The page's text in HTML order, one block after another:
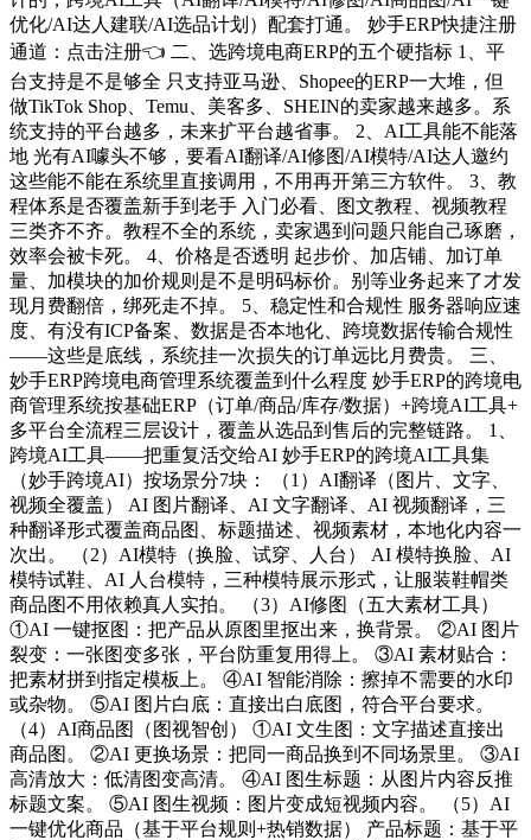
优化/AI达人建联/AI选品计划）配套打通。 妙手ERP快捷注册
通道：点击注册👈 二、选跨境电商ERP的五个硬指标 1、平
台支持是不是够全 只支持亚马逊、Shopee的ERP一大堆，但
做TikTok Shop、Temu、美客多、SHEIN的卖家越来越多。系
统支持的平台越多，未来扩平台越省事。 2、AI工具能不能落
地 光有AI噱头不够，要看AI翻译/AI修图/AI模特/AI达人邀约
这些能不能在系统里直接调用，不用再开第三方软件。 3、教
程体系是否覆盖新手到老手 入门必看、图文教程、视频教程
三类齐不齐。教程不全的系统，卖家遇到问题只能自己琢磨，
效率会被卡死。 4、价格是否透明 起步价、加店铺、加订单
量、加模块的加价规则是不是明码标价。别等业务起来了才发
现月费翻倍，绑死走不掉。 5、稳定性和合规性 服务器响应速
度、有没有ICP备案、数据是否本地化、跨境数据传输合规性
——这些是底线，系统挂一次损失的订单远比月费贵。 三、
妙手ERP跨境电商管理系统覆盖到什么程度 妙手ERP的跨境电
商管理系统按基础ERP（订单/商品/库存/数据）+跨境AI工具+
多平台全流程三层设计，覆盖从选品到售后的完整链路。 1、
跨境AI工具——把重复活交给AI 妙手ERP的跨境AI工具集
（妙手跨境AI）按场景分7块： （1）AI翻译（图片、文字、
视频全覆盖） AI 图片翻译、AI 文字翻译、AI 视频翻译，三
种翻译形式覆盖商品图、标题描述、视频素材，本地化内容一
次出。 （2）AI模特（换脸、试穿、人台） AI 模特换脸、AI
模特试鞋、AI 人台模特，三种模特展示形式，让服装鞋帽类
商品图不用依赖真人实拍。 （3）AI修图（五大素材工具）
①AI 一键抠图：把产品从原图里抠出来，换背景。 ②AI 图片
裂变：一张图变多张，平台防重复用得上。 ③AI 素材贴合：
把素材拼到指定模板上。 ④AI 智能消除：擦掉不需要的水印
或杂物。 ⑤AI 图片白底：直接出白底图，符合平台要求。
（4）AI商品图（图视智创） ①AI 文生图：文字描述直接出
商品图。 ②AI 更换场景：把同一商品换到不同场景里。 ③AI
高清放大：低清图变高清。 ④AI 图生标题：从图片内容反推
标题文案。 ⑤AI 图生视频：图片变成短视频内容。 （5）AI
一键优化商品（基于平台规则+热销数据） 产品标题：基于平